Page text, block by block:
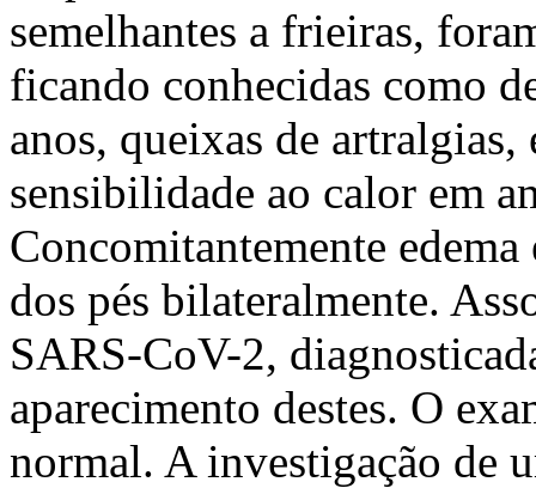
semelhantes a frieiras,
ficando conhecidas como
anos, queixas de
sensibilidade ao calor em
Concomitantemente
dos pés bilateralmente.
SARS-CoV-2,
aparecimento destes. O
normal. A investigação de